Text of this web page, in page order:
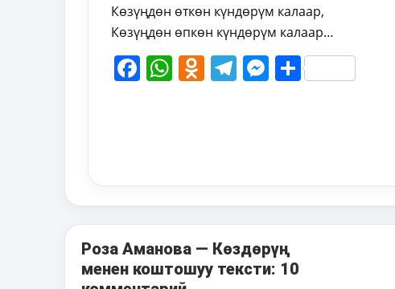
Көзүңдөн өткөн күндөрүм калаар,
Көзүңдөн өпкөн күндөрүм калаар…
Facebook
WhatsApp
Odnoklassniki
Telegram
Messenger
Share
Роза Аманова — Көздөрүң
менен коштошуу тексти: 10